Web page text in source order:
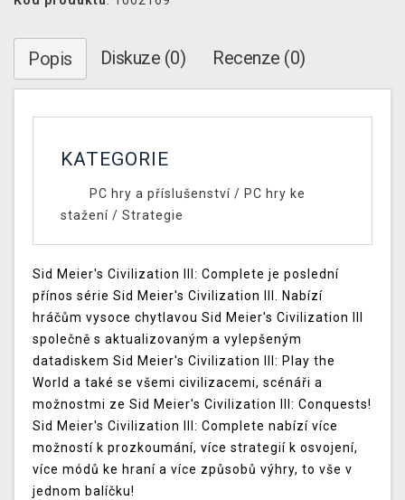
Popis Diskuze (0) Recenze (0)
KATEGORIE
PC hry a příslušenství/ PC hry ke
stažení / Strategie
Sid Meier's Civilization III: Complete je poslední
přínos série Sid Meier's Civilization III. Nabízí
hráčům vysoce chytlavou Sid Meier's Civilization III
společně s aktualizovaným a vylepšeným
datadiskem Sid Meier's Civilization III: Play the
World a také se všemi civilizacemi, scénáři a
možnostmi ze Sid Meier's Civilization III: Conquests!
Sid Meier's Civilization III: Complete nabízí více
možností k prozkoumání, více strategií k osvojení,
více módů ke hraní a více způsobů výhry, to vše v
jednom balíčku!